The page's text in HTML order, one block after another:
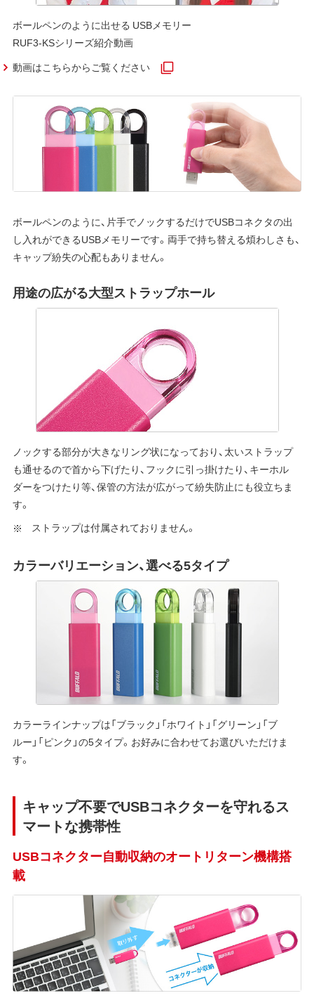
ボールペンのように出せる USBメモリー
RUF3-KSシリーズ紹介動画
動画はこちらからご覧ください
ボールペンのように、片手でノックするだけでUSBコネクタの出
し入れができるUSBメモリーです。両手で持ち替える煩わしさも、
キャップ紛失の心配もありません。
用途の広がる大型ストラップホール
ノックする部分が大きなリング状になっており、太いストラップ
も通せるので首から下げたり、フックに引っ掛けたり、キーホル
ダーをつけたり等、保管の方法が広がって紛失防止にも役立ちま
す。
ストラップは付属されておりません。
カラーバリエーション、選べる5タイプ
カラーラインナップは「ブラック」「ホワイト」「グリーン」「ブ
ルー」「ピンク」の5タイプ。お好みに合わせてお選びいただけま
す。
キャップ不要でUSBコネクターを守れるス
マートな携帯性
USBコネクター自動収納のオートリターン機構搭
載